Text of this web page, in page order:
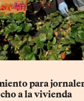
para
a la vivienda